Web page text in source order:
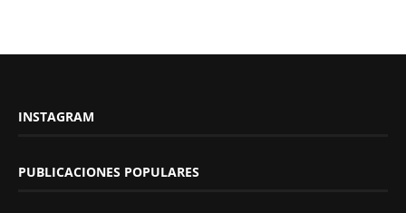
INSTAGRAM
PUBLICACIONES POPULARES